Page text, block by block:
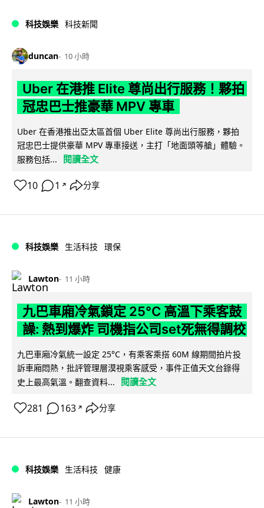
科技娛樂 科技新聞
duncan 10 小時
Uber 在港推 Elite 尊尚出行服務！夥拍
冠忠巴士推豪華 MPV 專車
Uber 在香港推出亞太區首個 Uber Elite 尊尚出行服務，夥拍
冠忠巴士提供豪華 MPV 專車接送，主打「地面頭等艙」體驗。
服務包括...
閱讀全文
10 1 ↗ 分享
科技娛樂 生活科技 環保
Lawton 11 小時
九巴車廂冷氣鎖定 25°C 高溫下乘客鼓
譟: 熱到爆炸 司機指公司set死無得調校
九巴車廂冷氣統一設定 25°C，有乘客乘搭 60M 線期間拍片投
訴車廂悶熱，批評管理層漠視乘客感受，事件正值天文台錄得
史上最高氣溫。翻查資料...
閱讀全文
281 163 ↗ 分享
科技娛樂 生活科技 健康
Lawton 11 小時